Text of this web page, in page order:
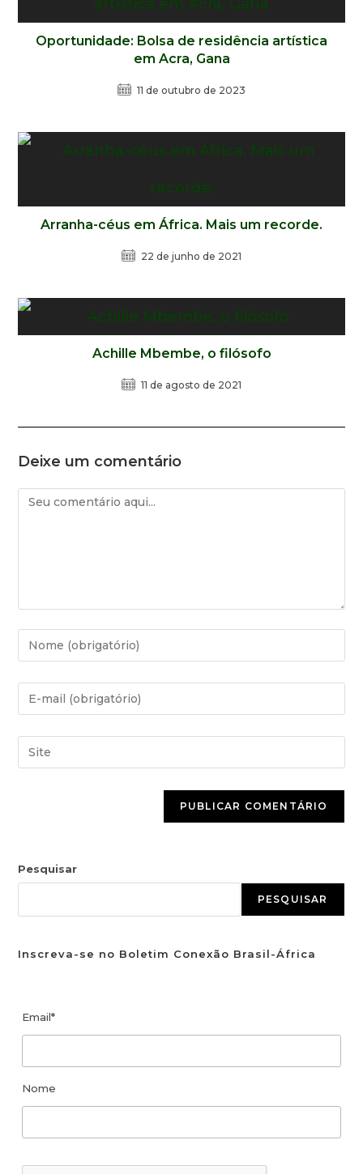
Oportunidade: Bolsa de residência artística
em Acra, Gana
11 de outubro de 2023
Arranha-céus em África. Mais um recorde.
22 de junho de 2021
Achille Mbembe, o filósofo
11 de agosto de 2021
Deixe um comentário
Pesquisar
PESQUISAR
Inscreva-se no Boletim Conexão Brasil-África
Email*
Nome